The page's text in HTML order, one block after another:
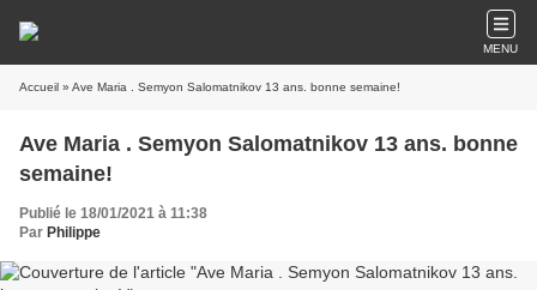
MENU
Accueil » Ave Maria . Semyon Salomatnikov 13 ans. bonne semaine!
Ave Maria . Semyon Salomatnikov 13 ans. bonne
semaine!
Publié le 18/01/2021 à 11:38
Par Philippe